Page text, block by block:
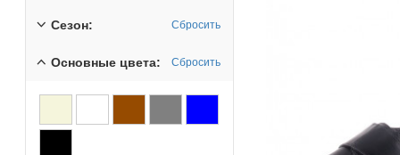
Сезон: Сбросить
Основные цвета: Сбросить